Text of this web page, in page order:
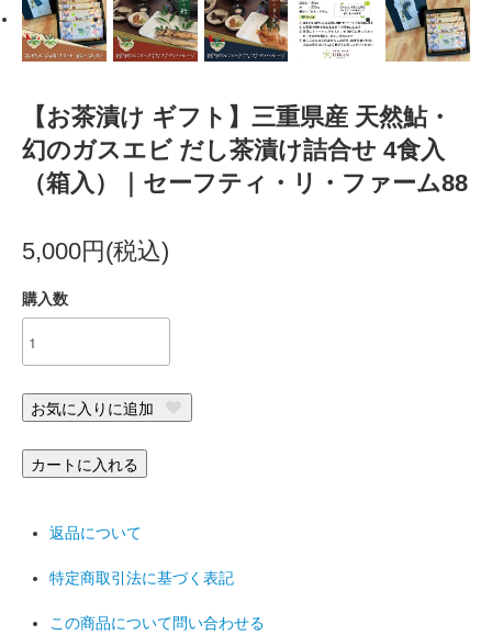
【お茶漬け ギフト】三重県産 天然鮎・
幻のガスエビ だし茶漬け詰合せ 4食入
（箱入）｜セーフティ・リ・ファーム88
5,000円(税込)
購入数
お気に入りに追加
カートに入れる
返品について
特定商取引法に基づく表記
この商品について問い合わせる